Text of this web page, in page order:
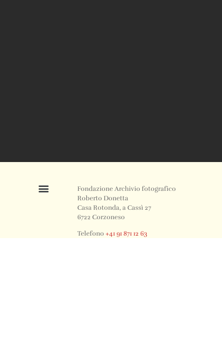
Fondazione Archivio fotografico
Roberto Donetta
Casa Rotonda, a Cassì 27
6722 Corzoneso
Telefono+41 91 871 12 63